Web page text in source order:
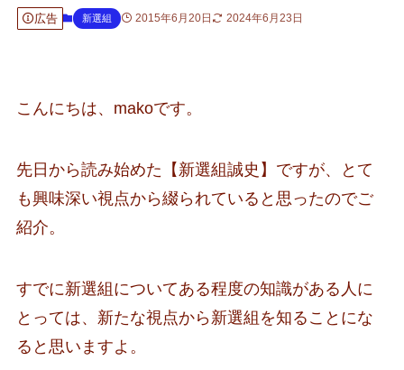
広告 新選組 2015年6月20日 2024年6月23日
こんにちは、makoです。
先日から読み始めた【新選組誠史】ですが、とて
も興味深い視点から綴られていると思ったのでご
紹介。
すでに新選組についてある程度の知識がある人に
とっては、新たな視点から新選組を知ることにな
ると思いますよ。